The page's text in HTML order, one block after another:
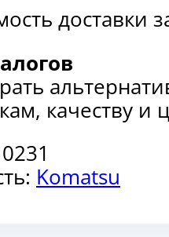
доставки
качеству
Komatsu